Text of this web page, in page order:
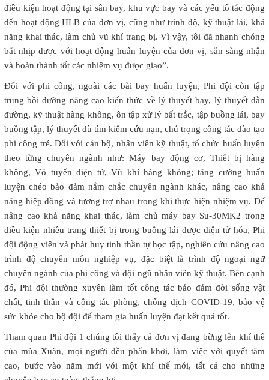
điều kiện hoạt động tại sân bay, khu vực bay và các yếu tố tác động
đến hoạt động HLB của đơn vị, cũng như trình độ, kỹ thuật lái, khả
năng khai thác, làm chủ vũ khí trang bị. Vì vậy, tôi đã nhanh chóng
bắt nhịp được với hoạt động huấn luyện của đơn vị, sẵn sàng nhận
và hoàn thành tốt các nhiệm vụ được giao”.
Đối với phi công, ngoài các bài bay huấn luyện, Phi đội còn tập
trung bồi dưỡng nâng cao kiến thức về lý thuyết bay, lý thuyết dẫn
đường, kỹ thuật hàng không, ôn tập xử lý bất trắc, tập buồng lái, bay
buồng tập, lý thuyết dù tìm kiếm cứu nạn, chú trọng công tác đào tạo
phi công trẻ. Đối với cán bộ, nhân viên kỹ thuật, tổ chức huấn luyện
theo từng chuyên ngành như: Máy bay động cơ, Thiết bị hàng
không, Vô tuyến điện tử, Vũ khí hàng không; tăng cường huấn
luyện chéo bảo đảm nắm chắc chuyên ngành khác, nâng cao khả
năng hiệp đồng và tương trợ nhau trong khi thực hiện nhiệm vụ. Để
nâng cao khả năng khai thác, làm chủ máy bay Su-30MK2 trong
điều kiện nhiều trang thiết bị trong buồng lái được điện tử hóa, Phi
đội động viên và phát huy tinh thần tự học tập, nghiên cứu nâng cao
trình độ chuyên môn nghiệp vụ, đặc biệt là trình độ ngoại ngữ
chuyên ngành của phi công và đội ngũ nhân viên kỹ thuật. Bên cạnh
đó, Phi đội thường xuyên làm tốt công tác bảo đảm đời sống vật
chất, tinh thần và công tác phòng, chống dịch COVID-19, bảo vệ
sức khỏe cho bộ đội để tham gia huấn luyện đạt kết quả tốt.
Tham quan Phi đội 1 chúng tôi thấy cả đơn vị đang bừng lên khí thế
của mùa Xuân, mọi người đều phấn khởi, làm việc với quyết tâm
cao, bước vào năm mới với một khí thế mới, tất cả cho những